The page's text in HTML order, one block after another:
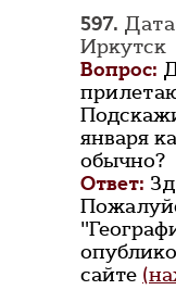
597.
Иркутск
Вопрос:
января
обычно?
Ответ:
сайте